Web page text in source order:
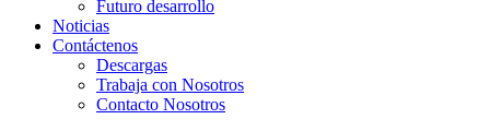
Futuro desarrollo
Noticias
Contáctenos
Descargas
Trabaja con Nosotros
Contacto Nosotros